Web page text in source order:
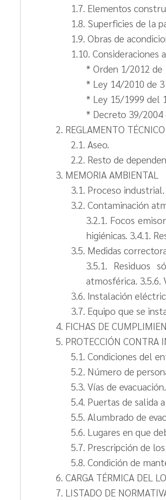
1.7. Elementos
1.8. Superficies de la
1.9. Obras de
1.10. Consideraciones
* Orden 1/2012
* Ley 14/2010 de
* Ley 15/1999 del
* Decreto 39/2004
2. REGLAMENTO
2.1. Aseo.
2.2. Resto de
3. MEMORIA AMBIENTAL
3.1. Proceso industrial.
3.2. Contaminación
3.2.1. Focos
higiénicas. 3.4.1.
3.5. Medidas
3.5.1. Residuos
atmosférica. 3.5.6.
3.6. Instalación
3.7. Equipo que se
4. FICHAS DE
5. PROTECCIÓN CONTRA
5.1. Condiciones del
5.2. Número de
5.3. Vías de evacuación.
5.4. Puertas de salida
5.5. Alumbrado de
5.6. Lugares en que
5.7. Prescripción de
5.8. Condición de
6. CARGA TÉRMICA DEL
7. LISTADO DE